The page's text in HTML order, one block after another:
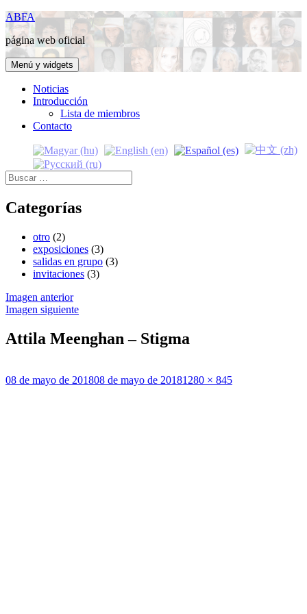
Saltar
al
contenido
ABFA
página web oficial
Menú y widgets
Noticias
Introducción
Lista de miembros
Contacto
Buscar:
Categorías
otro (2)
exposiciones (3)
salidas en grupo (3)
invitaciones (3)
Imagen anterior
Imagen siguiente
Attila Meenghan – Stigma
Publicado
08 de mayo de 201808 de mayo de 2018Tamaño
1280 × 845